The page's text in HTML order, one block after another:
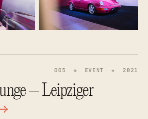
005 ❋ EVENT ❋ 2021
– Leipziger